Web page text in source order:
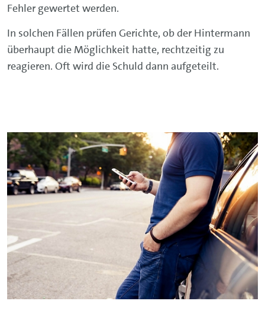
Fehler gewertet werden.
In solchen Fällen prüfen Gerichte, ob der Hintermann
überhaupt die Möglichkeit hatte, rechtzeitig zu
reagieren. Oft wird die Schuld dann aufgeteilt.